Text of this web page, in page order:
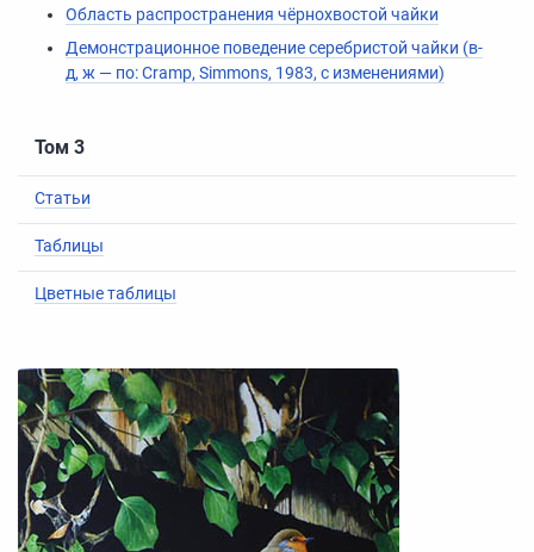
Область распространения чёрнохвостой чайки
Демонстрационное поведение серебристой чайки (в-
д, ж — по: Cramp, Simmons, 1983, с изменениями)
Том 3
Статьи
Таблицы
Цветные таблицы